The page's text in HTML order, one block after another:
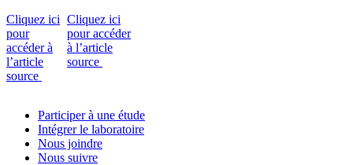
Cliquez ici
pour
accéder à
l’article
source
Cliquez ici
pour accéder
à l’article
source
Participer à une étude
Intégrer le laboratoire
Nous joindre
Nous suivre